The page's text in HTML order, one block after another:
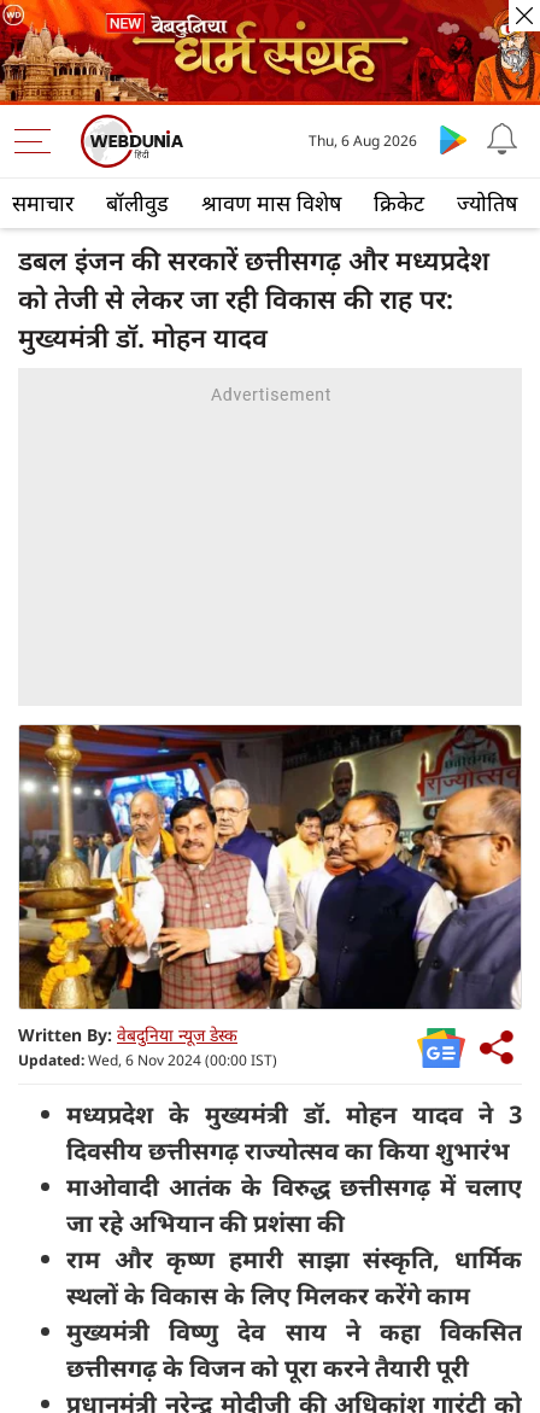
समाचार बॉलीवुड श्रावण मास विशेष क्रिकेट ज्योतिष
Thu, 6 Aug 2026
डबल इंजन की सरकारें छत्तीसगढ़ और मध्यप्रदेश
को तेजी से लेकर जा रही विकास की राह पर:
मुख्यमंत्री डॉ. मोहन यादव
Written By: वेबदुनिया न्यूज डेस्क
Updated:Wed, 6 Nov 2024 (00:00 IST)
मध्यप्रदेश के मुख्यमंत्री डॉ. मोहन यादव ने 3
दिवसीय छत्तीसगढ़ राज्योत्सव का किया शुभारंभ
माओवादी आतंक के विरुद्ध छत्तीसगढ़ में चलाए
जा रहे अभियान की प्रशंसा की
राम और कृष्ण हमारी साझा संस्कृति, धार्मिक
स्थलों के विकास के लिए मिलकर करेंगे काम
मुख्यमंत्री विष्णु देव साय ने कहा विकसित
छत्तीसगढ़ के विजन को पूरा करने तैयारी पूरी
प्रधानमंत्री नरेन्द्र मोदीजी की अधिकांश गारंटी को